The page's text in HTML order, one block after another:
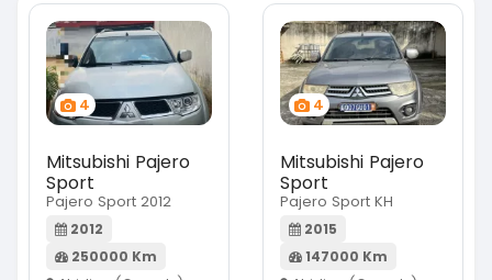
4
Mitsubishi Pajero
Sport
Pajero Sport 2012
2012
250000 Km
4
Mitsubishi Pajero
Sport
Pajero Sport KH
2015
147000 Km